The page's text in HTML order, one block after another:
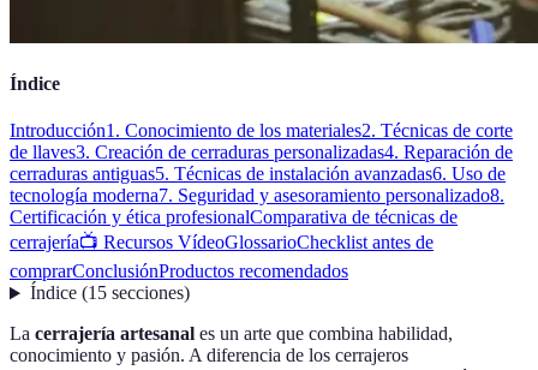
Índice
Introducción1. Conocimiento de los materiales2. Técnicas de corte
de llaves3. Creación de cerraduras personalizadas4. Reparación de
cerraduras antiguas5. Técnicas de instalación avanzadas6. Uso de
tecnología moderna7. Seguridad y asesoramiento personalizado8.
Certificación y ética profesionalComparativa de técnicas de
cerrajería📺 Recursos VídeoGlossarioChecklist antes de
comprarConclusiónProductos recomendados
Índice(15 secciones)
La cerrajería artesanal es un arte que combina habilidad,
conocimiento y pasión. A diferencia de los cerrajeros